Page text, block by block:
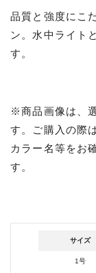
品質と強度にこ
ン。水中ライト
す。
※商品画像は、
す。ご購入の際
カラー名等をお
す。
サイズ
1号